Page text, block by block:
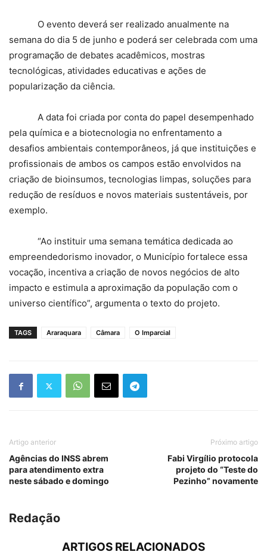
O evento deverá ser realizado anualmente na
semana do dia 5 de junho e poderá ser celebrada com uma
programação de debates acadêmicos, mostras
tecnológicas, atividades educativas e ações de
popularização da ciência.
A data foi criada por conta do papel desempenhado
pela química e a biotecnologia no enfrentamento a
desafios ambientais contemporâneos, já que instituições e
profissionais de ambos os campos estão envolvidos na
criação de bioinsumos, tecnologias limpas, soluções para
redução de resíduos e novos materiais sustentáveis, por
exemplo.
“Ao instituir uma semana temática dedicada ao
empreendedorismo inovador, o Município fortalece essa
vocação, incentiva a criação de novos negócios de alto
impacto e estimula a aproximação da população com o
universo científico”, argumenta o texto do projeto.
TAGS Araraquara Câmara O Imparcial
Artigo anterior
Agências do INSS abrem
para atendimento extra
neste sábado e domingo
Próximo artigo
Fabi Virgílio protocola
projeto do “Teste do
Pezinho” novamente
Redação
ARTIGOS RELACIONADOS